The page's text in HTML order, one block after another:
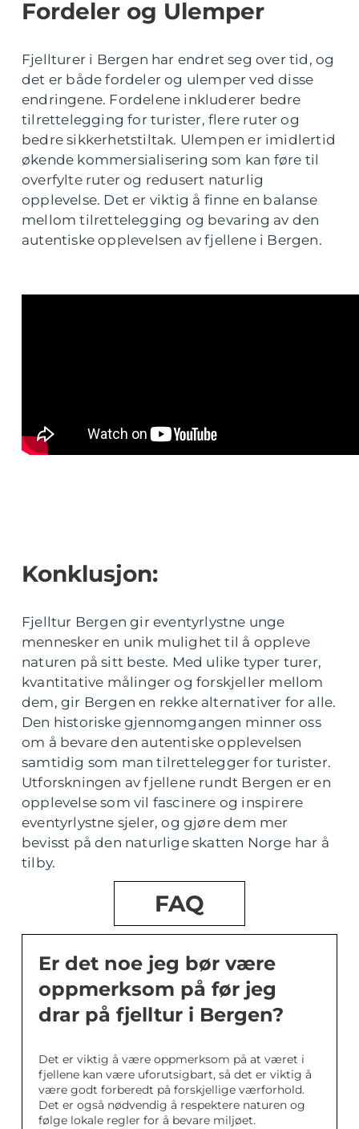
Fordeler og Ulemper
Fjellturer i Bergen har endret seg over tid, og
det er både fordeler og ulemper ved disse
endringene. Fordelene inkluderer bedre
tilrettelegging for turister, flere ruter og
bedre sikkerhetstiltak. Ulempen er imidlertid
økende kommersialisering som kan føre til
overfylte ruter og redusert naturlig
opplevelse. Det er viktig å finne en balanse
mellom tilrettelegging og bevaring av den
autentiske opplevelsen av fjellene i Bergen.
Konklusjon:
Fjelltur Bergen gir eventyrlystne unge
mennesker en unik mulighet til å oppleve
naturen på sitt beste. Med ulike typer turer,
kvantitative målinger og forskjeller mellom
dem, gir Bergen en rekke alternativer for alle.
Den historiske gjennomgangen minner oss
om å bevare den autentiske opplevelsen
samtidig som man tilrettelegger for turister.
Utforskningen av fjellene rundt Bergen er en
opplevelse som vil fascinere og inspirere
eventyrlystne sjeler, og gjøre dem mer
bevisst på den naturlige skatten Norge har å
tilby.
FAQ
Er det noe jeg bør være
oppmerksom på før jeg
drar på fjelltur i Bergen?
Det er viktig å være oppmerksom på at været i
fjellene kan være uforutsigbart, så det er viktig å
være godt forberedt på forskjellige værforhold.
Det er også nødvendig å respektere naturen og
følge lokale regler for å bevare miljøet.